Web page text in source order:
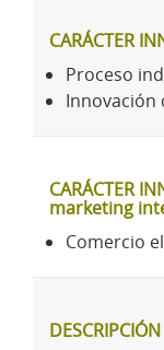
CARÁCTER
Proceso
Innovación
CARÁCTER
marketing
Comercio